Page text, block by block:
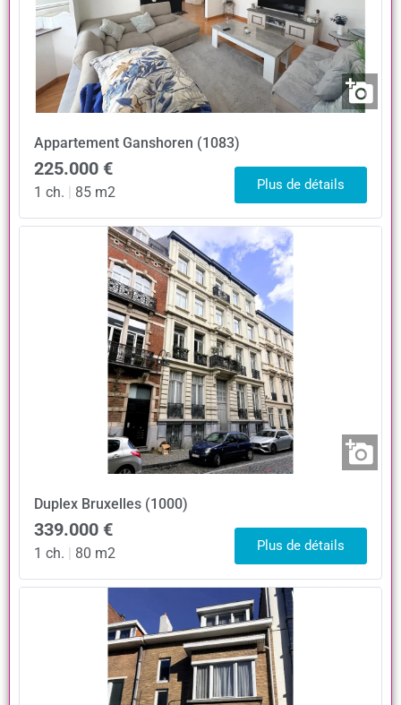
Appartement Ganshoren (1083)
225.000 €
1 ch. | 85 m2 Plus de détails
Duplex Bruxelles (1000)
339.000 €
1 ch. | 80 m2 Plus de détails